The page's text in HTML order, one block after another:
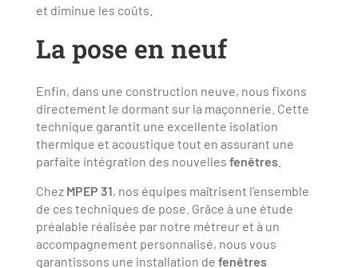
et diminue les coûts.
La pose en neuf
Enfin, dans une construction neuve, nous fixons
directement le dormant sur la maçonnerie. Cette
technique garantit une excellente isolation
thermique et acoustique tout en assurant une
parfaite intégration des nouvelles fenêtres.
Chez MPEP 31, nos équipes maîtrisent l’ensemble
de ces techniques de pose. Grâce à une étude
préalable réalisée par notre métreur et à un
accompagnement personnalisé, nous vous
garantissons une installation de fenêtres